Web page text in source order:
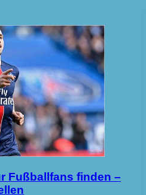
Fußballfans finden –